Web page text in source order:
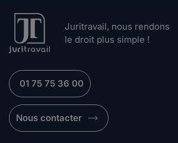
Juritravail, nous rendons
le droit plus simple !
01 75 75 36 00
Nous contacter